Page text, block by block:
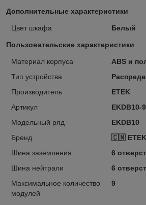
Дополнительные характеристики
Цвет шкафа Белый
Пользовательские характеристики
Материал корпуса
ABS и
Тип устройства
Производитель
ETEK
Артикул
EKDB10-
Модельный ряд
EKDB10
Бренд
🇨🇳 ETEK
Шина заземления
6
Шина нейтрали
6
Максимальное количество
модулей
9